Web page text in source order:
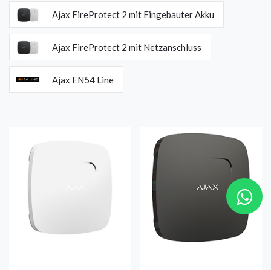
Ajax FireProtect 2 mit Eingebauter Akku
Ajax FireProtect 2 mit Netzanschluss
Ajax EN54 Line